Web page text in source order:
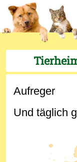
Aufreger
Und täglich